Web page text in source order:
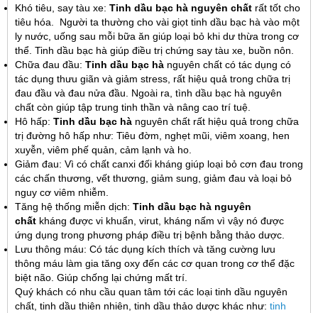
Khó tiêu, say tàu xe: Tinh dầu bạc hà nguyên chất rất tốt cho
tiêu hóa. Người ta thường cho vài giọt tinh dầu bạc hà vào một
ly nước, uống sau mỗi bữa ăn giúp loại bỏ khi dư thừa trong cơ
thể. Tinh dầu bạc hà giúp điều trị chứng say tàu xe, buồn nôn.
Chữa đau đầu: Tinh dầu bạc hà nguyên chất có tác dụng có
tác dụng thưu giãn và giảm stress, rất hiệu quả trong chữa trị
đau đầu và đau nửa đầu. Ngoài ra, tình dầu bạc hà nguyên
chất còn giúp tập trung tinh thần và nâng cao trí tuệ.
Hô hấp: Tinh dầu bạc hà nguyên chất rất hiệu quả trong chữa
trị đường hô hấp như: Tiêu đờm, nghẹt mũi, viêm xoang, hen
xuyễn, viêm phế quản, cảm lạnh và ho.
Giảm đau: Vì có chất canxi đối kháng giúp loại bỏ cơn đau trong
các chấn thương, vết thương, giảm sung, giảm đau và loại bỏ
nguy cơ viêm nhiễm.
Tăng hệ thống miễn dịch: Tinh dầu bạc hà nguyên
chất kháng được vi khuẩn, virut, kháng nấm vì vậy nó được
ứng dụng trong phương pháp điều trị bệnh bằng thảo dược.
Lưu thông máu: Có tác dụng kích thích và tăng cường lưu
thông máu làm gia tăng oxy đến các cơ quan trong cơ thể đặc
biệt não. Giúp chống lại chứng mất trí.
Quý khách có nhu cầu quan tâm tới các loại tinh dầu nguyên
chất, tinh dầu thiên nhiên, tinh dầu thảo dược khác như: tinh